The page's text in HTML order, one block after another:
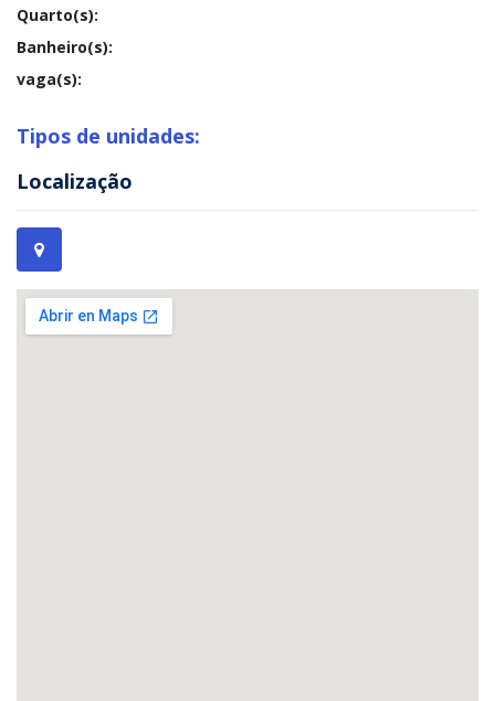
Quarto(s):
Banheiro(s):
vaga(s):
Tipos de unidades:
Localização